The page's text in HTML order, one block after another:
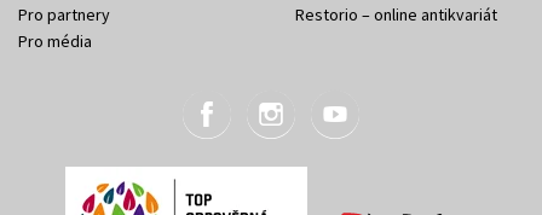
Pro partnery
Pro média
Restorio – online antikvariát